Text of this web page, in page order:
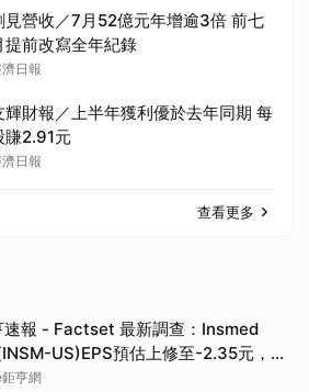
見營收／7月52億元年增逾3倍 前七
提前改寫全年紀錄
日報
輝財報／上半年獲利優於去年同期 每
賺2.91元
日報
查看更多
速報 - Factset 最新調查：Insmed
US)EPS預估上修至-2.35元，預
價為197.50元
亨網